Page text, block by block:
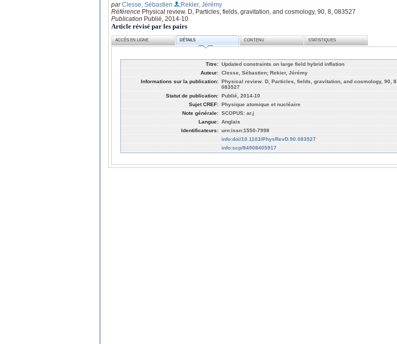
parClesse, Sébastien
;Rekier, Jérémy
Référence Physical review. D, Particles, fields, gravitation, and cosmology, 90, 8, 083527
Publication Publié, 2014-10
Article révisé par les pairs
ACCÈS EN LIGNE DÉTAILS CONTENU STATISTIQUES
Titre: Updated constraints on large field hybrid inflation
Auteur: Clesse, Sébastien; Rekier, Jérémy
Informations sur la publication: Physical review. D, Particles, fields, gravitation, and cosmology, 90, 8,
083527
Statut de publication: Publié, 2014-10
Sujet CREF: Physique atomique et nucléaire
Note générale: SCOPUS: ar.j
Langue: Anglais
Identificateurs: urn:issn:1550-7998
info:doi/10.1103/PhysRevD.90.083527
info:scp/84908405917